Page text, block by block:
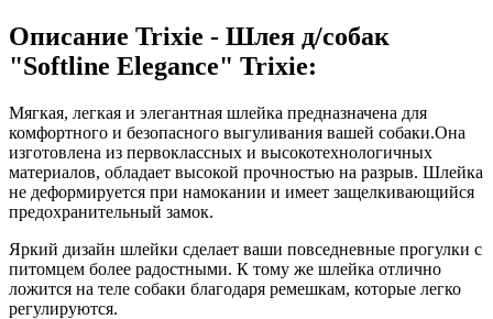
Описание Trixie - Шлея д/собак
"Softline Elegance" Trixie:
Мягкая, легкая и элегантная шлейка предназначена для
комфортного и безопасного выгуливания вашей собаки.Она
изготовлена из первоклассных и высокотехнологичных
материалов, обладает высокой прочностью на разрыв. Шлейка
не деформируется при намокании и имеет защелкивающийся
предохранительный замок.
Яркий дизайн шлейки сделает ваши повседневные прогулки с
питомцем более радостными. К тому же шлейка отлично
ложится на теле собаки благодаря ремешкам, которые легко
регулируются.